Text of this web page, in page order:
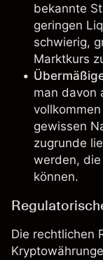
bekannte
geringen
schwierig,
Marktkurs
man davon
gewissen
zugrunde
werden,
können.
Die rechtlichen